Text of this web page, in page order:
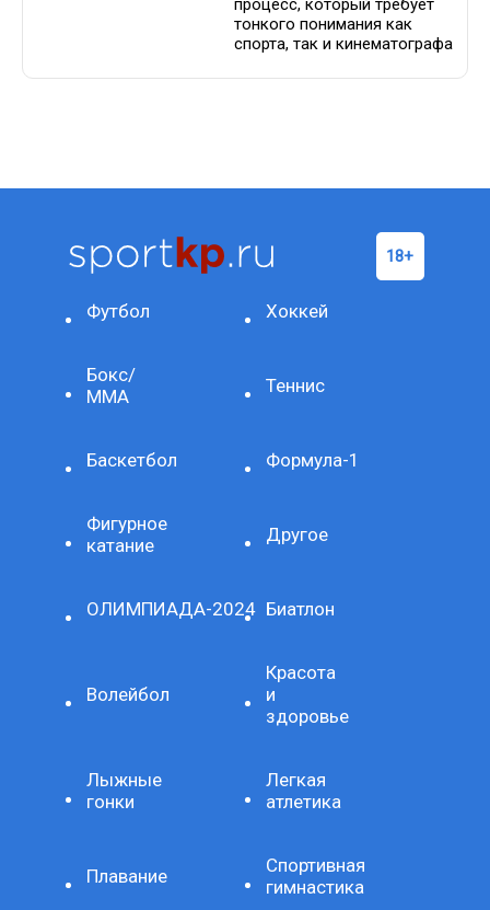
процесс, который требует
тонкого понимания как
спорта, так и кинематографа
Футбол Хоккей
Бокс/
ММА
Теннис
Баскетбол Формула-1
Фигурное
катание
Другое
ОЛИМПИАДА-2024 Биатлон
Волейбол
Красота
и
здоровье
Лыжные
гонки
Легкая
атлетика
Плавание
Спортивная
гимнастика